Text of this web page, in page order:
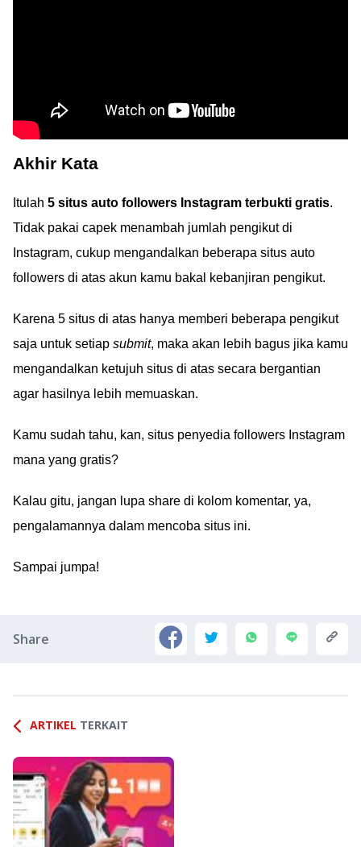
Akhir Kata
Itulah 5 situs auto followers Instagram terbukti gratis.
Tidak pakai capek menambah jumlah pengikut di
Instagram, cukup mengandalkan beberapa situs auto
followers di atas akun kamu bakal kebanjiran pengikut.
Karena 5 situs di atas hanya memberi beberapa pengikut
saja untuk setiap submit, maka akan lebih bagus jika kamu
mengandalkan ketujuh situs di atas secara bergantian
agar hasilnya lebih memuaskan.
Kamu sudah tahu, kan, situs penyedia followers Instagram
mana yang gratis?
Kalau gitu, jangan lupa share di kolom komentar, ya,
pengalamannya dalam mencoba situs ini.
Sampai jumpa!
Share
ARTIKEL TERKAIT